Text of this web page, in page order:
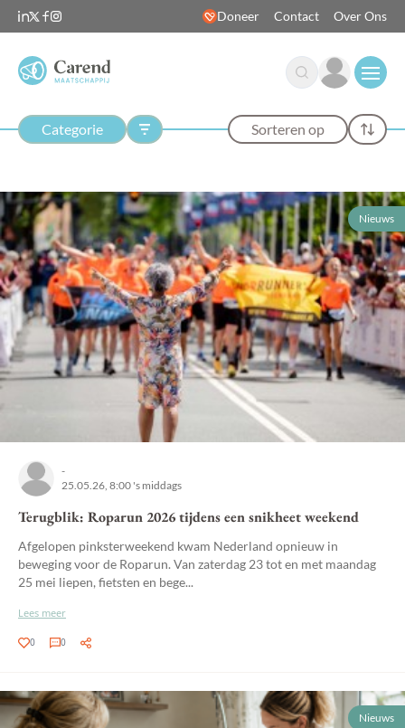
Doneer Contact Over Ons
Categorie Sorteren op
Nieuws
-
25.05.26, 8:00 's middags
Terugblik: Roparun 2026 tijdens een snikheet weekend
Afgelopen pinksterweekend kwam Nederland opnieuw in
beweging voor de Roparun. Van zaterdag 23 tot en met maandag
25 mei liepen, fietsten en bege...
Lees meer
0 0
Nieuws